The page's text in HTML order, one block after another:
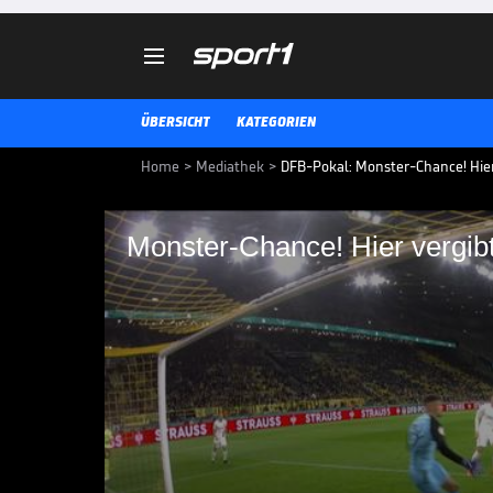

ÜBERSICHT KATEGORIEN
Home > Mediathek > DFB-Pokal: Monster-Chance!
Monster-Chance! Hier
Monster-Chance!
Steffen Tigges hat die XXL-
Stürmer lässt sie liegen und
DFB-POKAL